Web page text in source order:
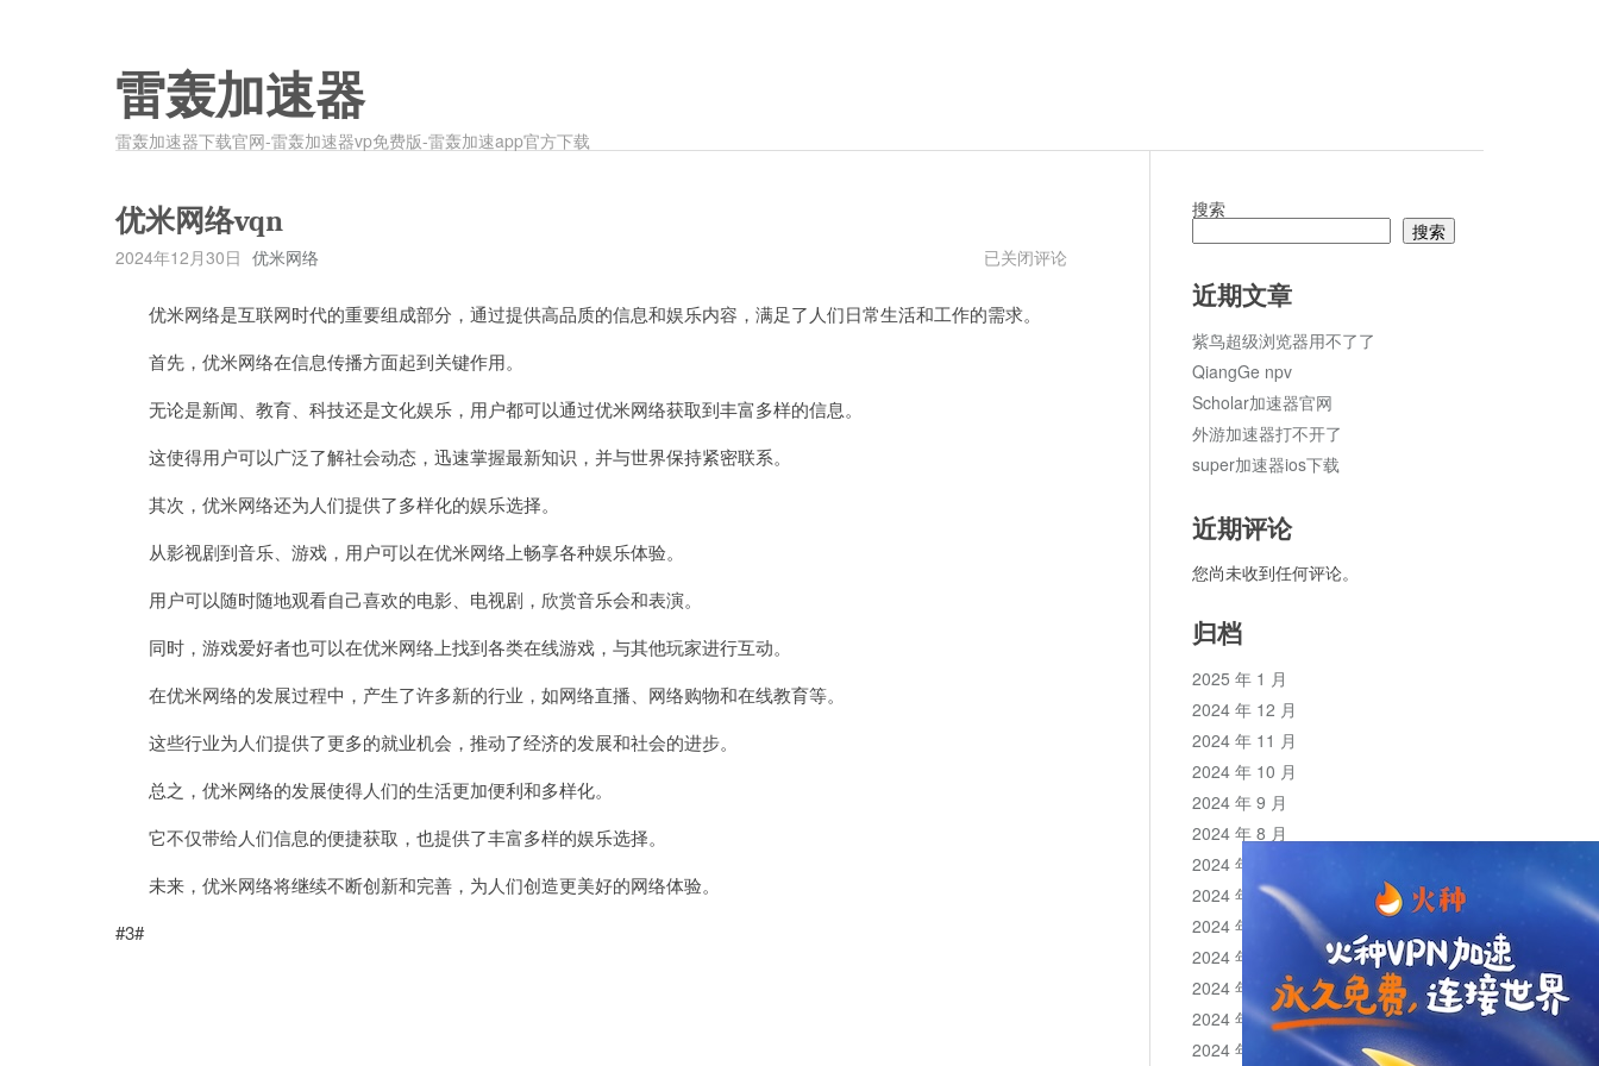
雷轰加速器
雷轰加速器下载官网-雷轰加速器vp免费版-雷轰加速app官方下载
优米网络vqn
2024年12月30日 优米网络
优
络
已关闭评论
优米网络是互联网时代的重要组成部分，通过提供高品质的信息和娱乐内容，满足了人们日常生活和工作的需求。
首先，优米网络在信息传播方面起到关键作用。
无论是新闻、教育、科技还是文化娱乐，用户都可以通过优米网络获取到丰富多样的信息。
这使得用户可以广泛了解社会动态，迅速掌握最新知识，并与世界保持紧密联系。
其次，优米网络还为人们提供了多样化的娱乐选择。
从影视剧到音乐、游戏，用户可以在优米网络上畅享各种娱乐体验。
用户可以随时随地观看自己喜欢的电影、电视剧，欣赏音乐会和表演。
同时，游戏爱好者也可以在优米网络上找到各类在线游戏，与其他玩家进行互动。
在优米网络的发展过程中，产生了许多新的行业，如网络直播、网络购物和在线教育等。
这些行业为人们提供了更多的就业机会，推动了经济的发展和社会的进步。
总之，优米网络的发展使得人们的生活更加便利和多样化。
它不仅带给人们信息的便捷获取，也提供了丰富多样的娱乐选择。
未来，优米网络将继续不断创新和完善，为人们创造更美好的网络体验。
#3#
搜索
搜索
近期文章
紫鸟超级浏览器用不了了
QiangGe npv
Scholar加速器官网
外游加速器打不开了
super加速器ios下载
近期评论
您尚未收到任何评论。
归档
2025 年 1 月
2024 年 12 月
2024 年 11 月
2024 年 10 月
2024 年 9 月
2024 年 8 月
2024 年 7 月
2024 年 6 月
2024 年 5 月
2024 年 4 月
2024 年 3 月
2024 年 2 月
2024 年 1 月